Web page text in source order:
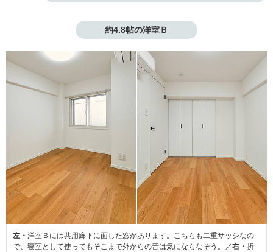
約4.8帖の洋室Ｂ
左・ 洋室Ｂには共用廊下に面した窓があります。こちらも二重サッシなの
で、寝室として使ってもそこまで外からの音は気にならなそう。／右・ 折